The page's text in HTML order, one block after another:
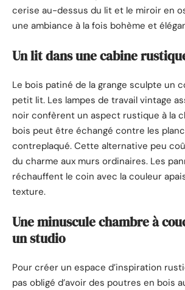
cerise au-dessus du lit et le miroir en
une ambiance à la fois bohème et
Un lit dans une cabine
Le bois patiné de la grange sculpte un
petit lit. Les lampes de travail vintage
noir confèrent un aspect rustique à la
bois peut être échangé contre les
contreplaqué. Cette alternative peu
du charme aux murs ordinaires. Les
réchauffent le coin avec la couleur
texture.
Une minuscule chambre à
un studio
Pour créer un espace d’inspiration
pas obligé d’avoir des poutres en bois